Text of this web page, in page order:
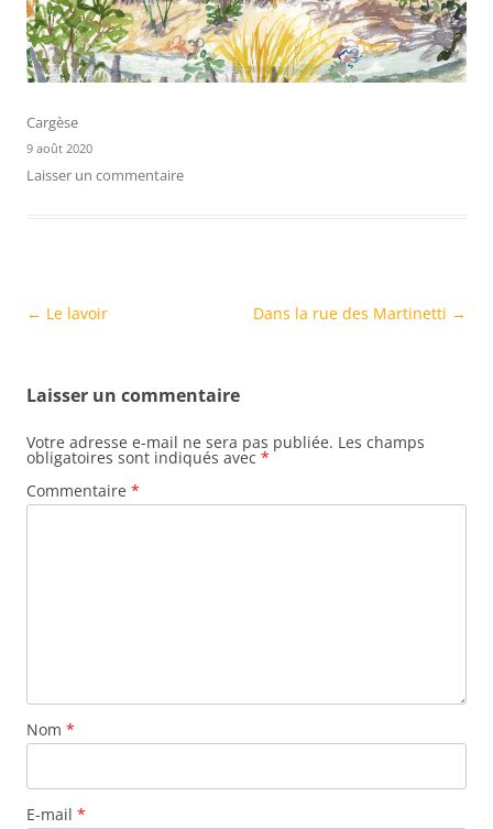
Cargèse
9 août 2020
Laisser un commentaire
Navigation
← Le lavoir Dans la rue des Martinetti →
Laisser un commentaire
Votre adresse e-mail ne sera pas publiée. Les champs
obligatoires sont indiqués avec *
Commentaire *
Nom *
E-mail *